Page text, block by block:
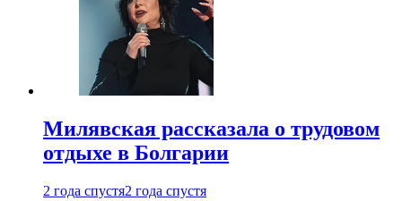
Милявская рассказала о трудовом
отдыхе в Болгарии
2 года спустя2 года спустя